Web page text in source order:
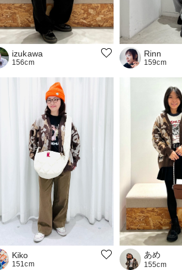
izukawa
156cm
Rinn
159cm
Kiko
151cm
あめ
155cm